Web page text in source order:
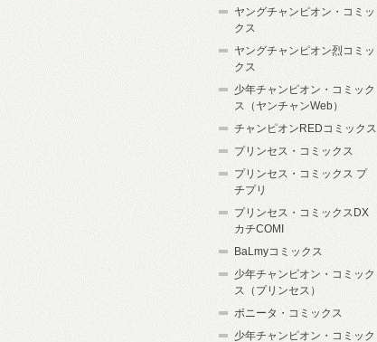
ヤングチャンピオン・コミッ
クス
ヤングチャンピオン烈コミッ
クス
少年チャンピオン・コミック
ス（ヤンチャンWeb）
チャンピオンREDコミックス
プリンセス・コミックス
プリンセス・コミックス プ
チプリ
プリンセス・コミックスDX
カチCOMI
BaLmyコミックス
少年チャンピオン・コミック
ス（プリンセス）
ボニータ・コミックス
少年チャンピオン・コミック